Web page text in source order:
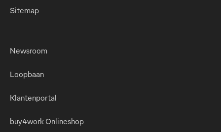
Sitemap
Newsroom
Loopbaan
Klantenportal
buy4work Onlineshop